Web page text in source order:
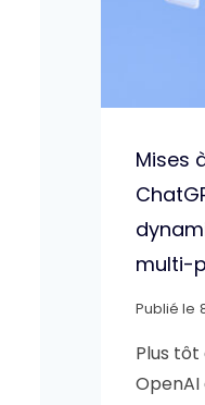
Mises
multi-
Publié le
Plus